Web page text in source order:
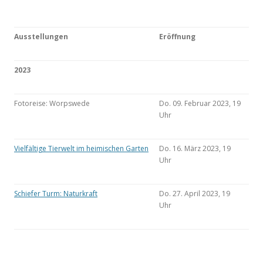
Ausstellungen Eröffnung
2023
Fotoreise: Worpswede
Do. 09. Februar 2023, 19
Uhr
Vielfältige Tierwelt im heimischen Garten
Do. 16. März 2023, 19
Uhr
Schiefer Turm: Naturkraft
Do. 27. April 2023, 19
Uhr